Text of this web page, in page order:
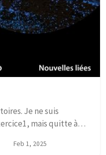
Je ne suis
mais quitte à
rural...
Feb 1, 2025